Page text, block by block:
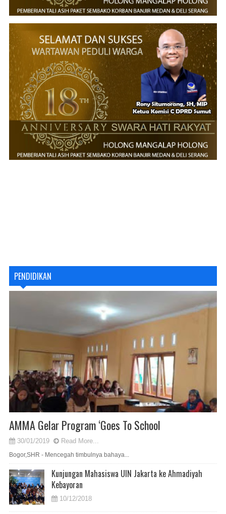
PENDIDIKAN
AMMA Gelar Program ‘Goes To School
30/01/2019 Read More...
Bogor,SHR - Mencegah timbulnya bahaya...
Kunjungan Mahasiswa UIN Jakarta ke Ahmadiyah
Kebayoran
10/12/2018